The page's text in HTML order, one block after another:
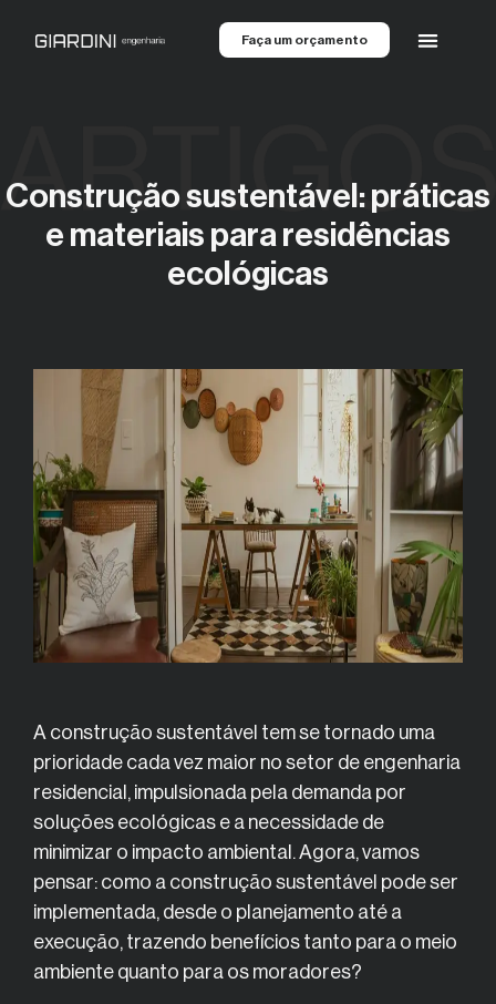
Faça um orçamento
Construção sustentável: práticas
e materiais para residências
ecológicas
A construção sustentável tem se tornado uma
prioridade cada vez maior no setor de engenharia
residencial, impulsionada pela demanda por
soluções ecológicas e a necessidade de
minimizar o impacto ambiental. Agora, vamos
pensar: como a construção sustentável pode ser
implementada, desde o planejamento até a
execução, trazendo benefícios tanto para o meio
ambiente quanto para os moradores?